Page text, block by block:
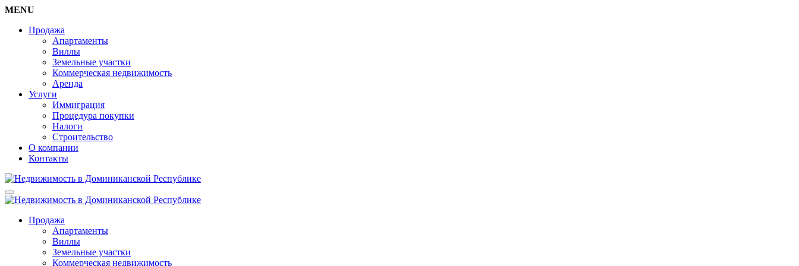
MENU
Продажа
Апартаменты
Виллы
Земельные участки
Коммерческая недвижимость
Аренда
Услуги
Иммиграция
Процедура покупки
Налоги
Строительство
О компании
Контакты
Продажа
Апартаменты
Виллы
Земельные участки
Коммерческая недвижимость